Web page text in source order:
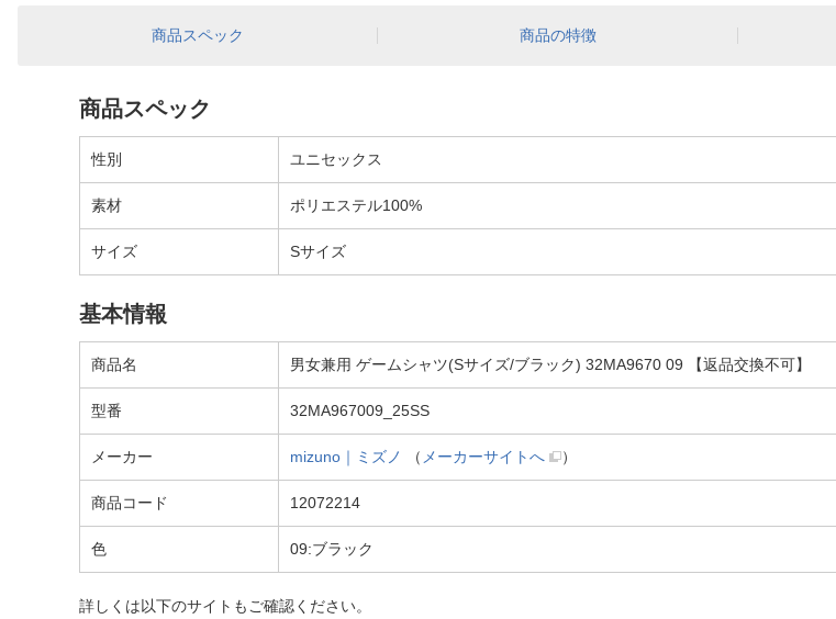
商品スペック 商品の特徴
商品スペック
性別 ユニセックス
素材 ポリエステル100%
サイズ Sサイズ
基本情報
商品名 男女兼用 ゲームシャツ(Sサイズ/ブラック) 32MA9670 09 【返品交換不可】
型番 32MA967009_25SS
メーカー mizuno｜ミズノ （ メーカーサイトへ ）
商品コード 12072214
色 09:ブラック
詳しくは以下のサイトもご確認ください。